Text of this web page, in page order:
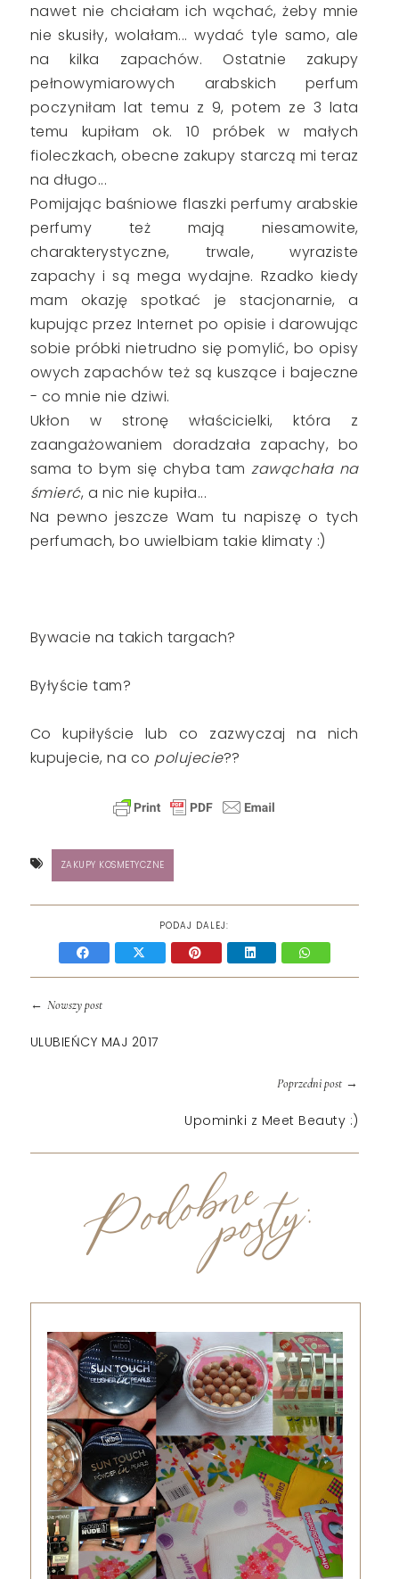
nawet nie chciałam ich wąchać, żeby mnie
nie skusiły, wolałam... wydać tyle samo, ale
na kilka zapachów. Ostatnie zakupy
pełnowymiarowych arabskich perfum
poczyniłam lat temu z 9, potem ze 3 lata
temu kupiłam ok. 10 próbek w małych
fioleczkach, obecne zakupy starczą mi teraz
na długo...
Pomijając baśniowe flaszki perfumy arabskie
perfumy też mają niesamowite,
charakterystyczne, trwale, wyraziste
zapachy i są mega wydajne. Rzadko kiedy
mam okazję spotkać je stacjonarnie, a
kupując przez Internet po opisie i darowując
sobie próbki nietrudno się pomylić, bo opisy
owych zapachów też są kuszące i bajeczne
- co mnie nie dziwi.
Ukłon w stronę właścicielki, która z
zaangażowaniem doradzała zapachy, bo
sama to bym się chyba tam zawąchała na
śmierć, a nic nie kupiła...
Na pewno jeszcze Wam tu napiszę o tych
perfumach, bo uwielbiam takie klimaty :)
Bywacie na takich targach?
Byłyście tam?
Co kupiłyście lub co zazwyczaj na nich
kupujecie, na co polujecie??
ZAKUPY KOSMETYCZNE
PODAJ DALEJ:
← Nowszy post
ULUBIEŃCY MAJ 2017
Poprzedni post→
Upominki z Meet Beauty :)